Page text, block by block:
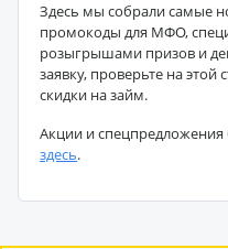
Здесь мы собрали самые
промокоды для МФО,
розыгрышами призов и
заявку, проверьте на
скидки на займ.
Акции и
здесь.